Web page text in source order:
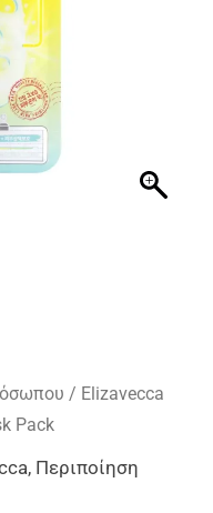
/ Elizavecca
Pack
, Περιποίηση